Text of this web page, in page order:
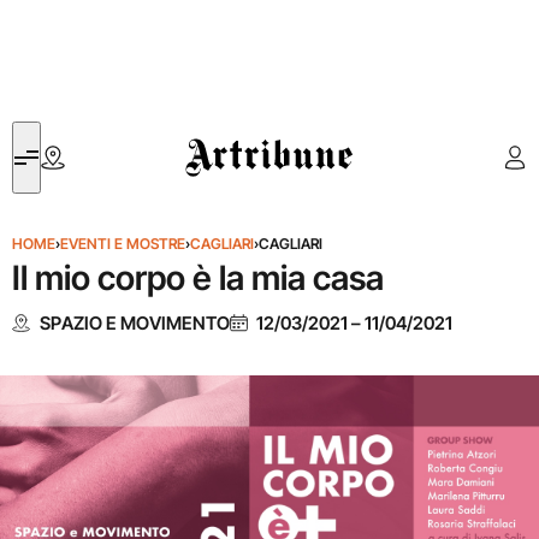
Artribune
HOME›EVENTI E MOSTRE›CAGLIARI›CAGLIARI
Il mio corpo è la mia casa
SPAZIO E MOVIMENTO 12/03/2021 –11/04/2021